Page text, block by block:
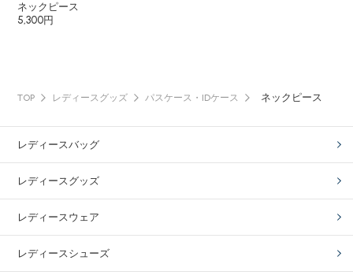
ネックピース
5,300円
TOP レディースグッズ パスケース・IDケース ネックピース
レディースバッグ
レディースグッズ
レディースウェア
レディースシューズ